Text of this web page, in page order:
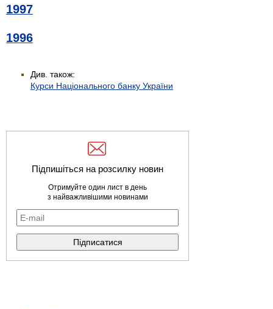
1997
1996
Див. також:
Курси Національного банку України
Підпишіться на розсилку новин
Отримуйте один лист в день
з найважливішими новинами